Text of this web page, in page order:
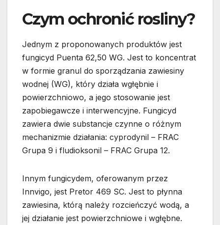
Czym ochronić rosliny?
Jednym z proponowanych produktów jest
fungicyd Puenta 62,50 WG. Jest to koncentrat
w formie granul do sporządzania zawiesiny
wodnej (WG), który działa wgłębnie i
powierzchniowo, a jego stosowanie jest
zapobiegawcze i interwencyjne. Fungicyd
zawiera dwie substancje czynne o różnym
mechanizmie działania: cyprodynil – FRAC
Grupa 9 i fludioksonil – FRAC Grupa 12.
Innym fungicydem, oferowanym przez
Innvigo, jest Pretor 469 SC. Jest to płynna
zawiesina, którą należy rozcieńczyć wodą, a
jej działanie jest powierzchniowe i wgłębne.